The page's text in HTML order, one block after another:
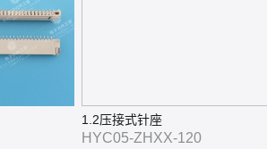
1.2压接式针座
HYC05-ZHXX-120